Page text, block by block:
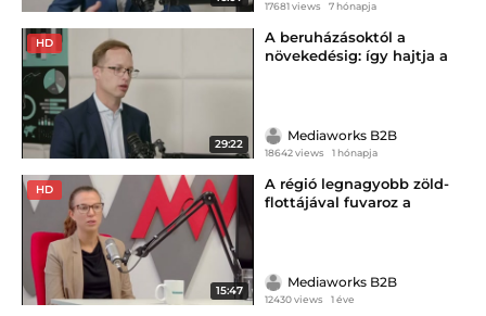
17681 views 7 hónapja
HD
29:22
A beruházásoktól a
növekedésig: így hajtja a
Mediaworks B2B
18642 views 1 hónapja
HD
15:47
A régió legnagyobb zöld-
flottájával fuvaroz a
Mediaworks B2B
12430 views 1 éve